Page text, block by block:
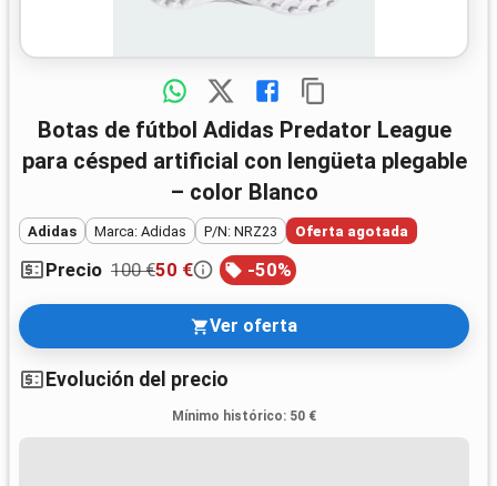
Botas de fútbol Adidas Predator League
para césped artificial con lengüeta plegable
– color Blanco
Adidas Marca: Adidas P/N: NRZ23 Oferta agotada
Precio 100 €50 € -50%
Ver oferta
Evolución del precio
Mínimo histórico: 50 €